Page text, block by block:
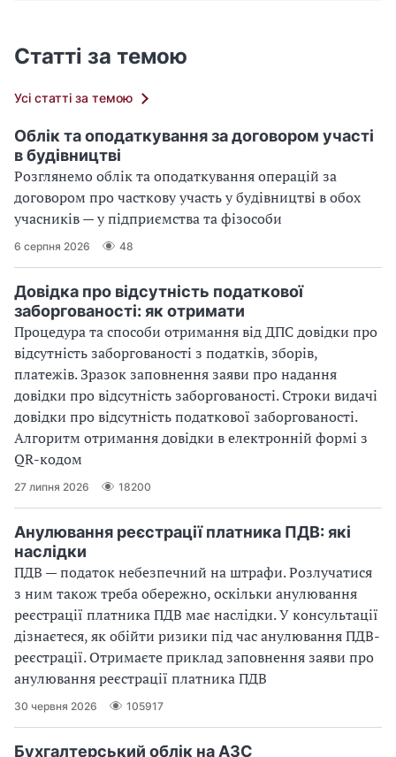
Статті за темою
Усі статті за темою
Облік та оподаткування за договором участі
в будівництві
Розглянемо облік та оподаткування операцій за
договором про часткову участь у будівництві в обох
учасників — у підприємства та фізособи
6 серпня 2026 48
Довідка про відсутність податкової
заборгованості: як отримати
Процедура та способи отримання від ДПС довідки про
відсутність заборгованості з податків, зборів,
платежів. Зразок заповнення заяви про надання
довідки про відсутність заборгованості. Строки видачі
довідки про відсутність податкової заборгованості.
Алгоритм отримання довідки в електронній формі з
QR-кодом
27 липня 2026 18200
Анулювання реєстрації платника ПДВ: які
наслідки
ПДВ — податок небезпечний на штрафи. Розлучатися
з ним також треба обережно, оскільки анулювання
реєстрації платника ПДВ має наслідки. У консультації
дізнаєтеся, як обійти ризики під час анулювання ПДВ-
реєстрації. Отримаєте приклад заповнення заяви про
анулювання реєстрації платника ПДВ
30 червня 2026 105917
Бухгалтерський облік на АЗС